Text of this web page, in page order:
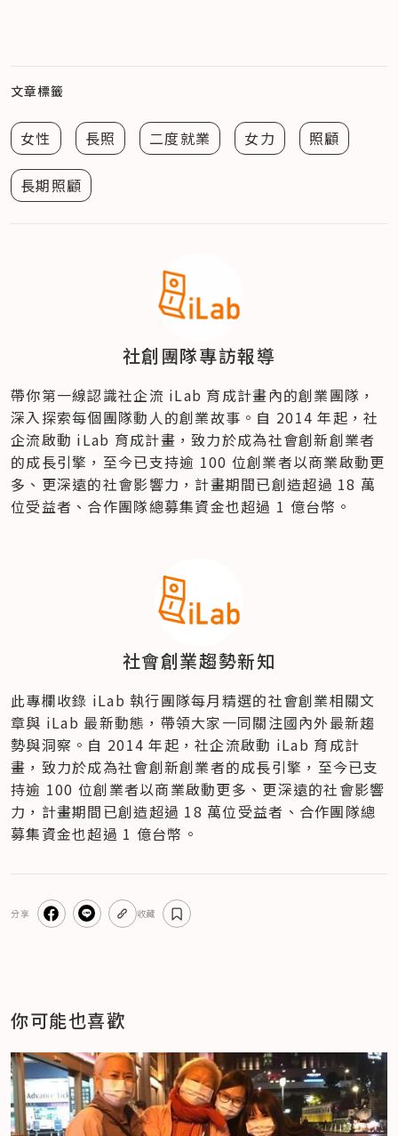
文章標籤
女性 長照 二度就業 女力 照顧
長期照顧
社創團隊專訪報導
帶你第一線認識社企流 iLab 育成計畫內的創業團隊，
深入探索每個團隊動人的創業故事。自 2014 年起，社
企流啟動 iLab 育成計畫，致力於成為社會創新創業者
的成長引擎，至今已支持逾 100 位創業者以商業啟動更
多、更深遠的社會影響力，計畫期間已創造超過 18 萬
位受益者、合作團隊總募集資金也超過 1 億台幣。
社會創業趨勢新知
此專欄收錄 iLab 執行團隊每月精選的社會創業相關文
章與 iLab 最新動態，帶領大家一同關注國內外最新趨
勢與洞察。自 2014 年起，社企流啟動 iLab 育成計
畫，致力於成為社會創新創業者的成長引擎，至今已支
持逾 100 位創業者以商業啟動更多、更深遠的社會影響
力，計畫期間已創造超過 18 萬位受益者、合作團隊總
募集資金也超過 1 億台幣。
分享 收藏
你可能也喜歡